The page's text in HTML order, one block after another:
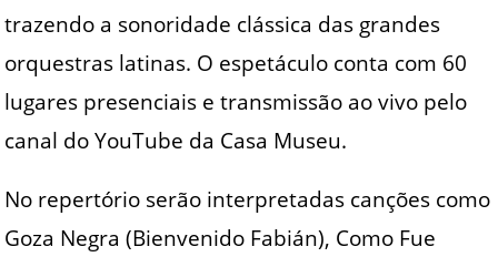
trazendo a sonoridade clássica das grandes
orquestras latinas. O espetáculo conta com 60
lugares presenciais e transmissão ao vivo pelo
canal do YouTube da Casa Museu.
No repertório serão interpretadas canções como
Goza Negra (Bienvenido Fabián), Como Fue